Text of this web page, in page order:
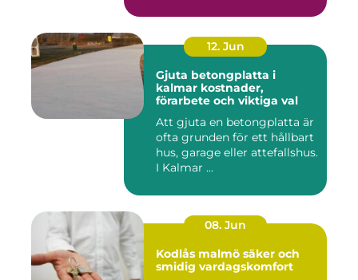
12. Jun
Gjuta betongplatta i
kalmar kostnader,
förarbete och viktiga val
Att gjuta en betongplatta är
ofta grunden för ett hållbart
hus, garage eller attefallshus.
I Kalmar ...
08. Jun
Kodlås malmö säker och
smidig vardagskomfort